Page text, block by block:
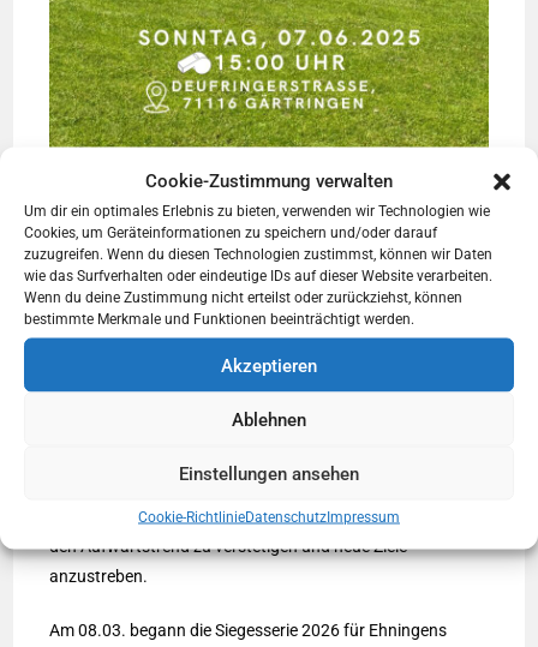
Cookie-Zustimmung verwalten
Um dir ein optimales Erlebnis zu bieten, verwenden wir Technologien wie
Cookies, um Geräteinformationen zu speichern und/oder darauf
zuzugreifen. Wenn du diesen Technologien zustimmst, können wir Daten
wie das Surfverhalten oder eindeutige IDs auf dieser Website verarbeiten.
Wenn du deine Zustimmung nicht erteilst oder zurückziehst, können
bestimmte Merkmale und Funktionen beeinträchtigt werden.
Akzeptieren
Ablehnen
Einstellungen ansehen
Cookie-RichtlinieDatenschutzImpressum
FC Gärtringen – TSV Ehningen II (Sonntag, 15:00 h)
Nun ist es also doch noch passiert, die erste Niederlage im
Jahr 2026 im vorletzten Spiel. Dass das gegen den
Tabellenführer passiert ist, und auch noch
ergebnistechnisch mit 1:2 recht knapp, zeigt nochmal auf,
und dann in der neuen Runde 26/27 in der Vorrunde so zu
performen, wie bis jetzt in diesem Jahr! Das Ziel muss sein,
den Aufwärtstrend zu verstetigen und neue Ziele
anzustreben.
Am 08.03. begann die Siegesserie 2026 für Ehningens